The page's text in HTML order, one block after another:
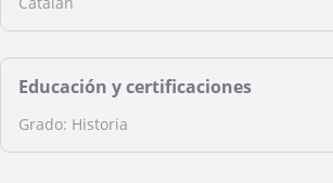
Educación y certificaciones
Grado: Historia